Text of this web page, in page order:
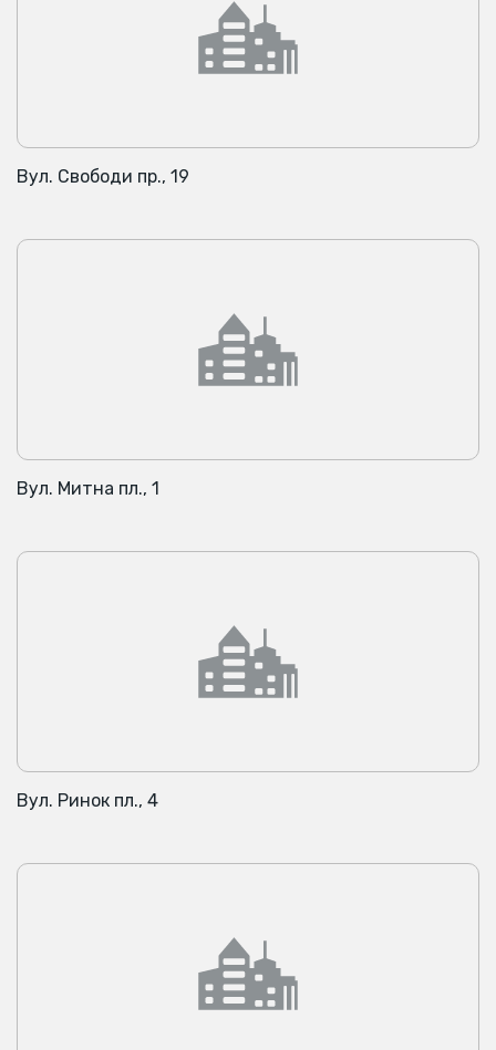
Вул. Свободи пр., 19
Вул. Митна пл., 1
Вул. Ринок пл., 4